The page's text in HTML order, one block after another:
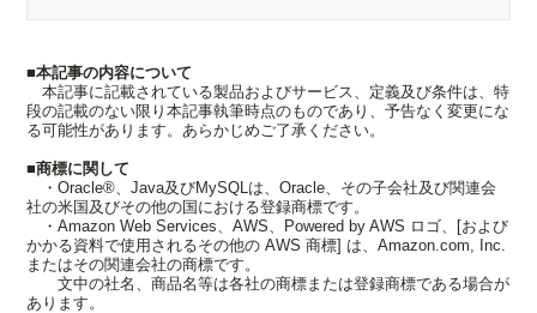
■本記事の内容について
本記事に記載されている製品およびサービス、定義及び条件は、特
段の記載のない限り本記事執筆時点のものであり、予告なく変更にな
る可能性があります。あらかじめご了承ください。
■商標に関して
・Oracle®、Java及びMySQLは、Oracle、その子会社及び関連会
社の米国及びその他の国における登録商標です。
・Amazon Web Services、AWS、Powered by AWS ロゴ、[および
かかる資料で使用されるその他の AWS 商標] は、Amazon.com, Inc.
またはその関連会社の商標です。
文中の社名、商品名等は各社の商標または登録商標である場合が
あります。